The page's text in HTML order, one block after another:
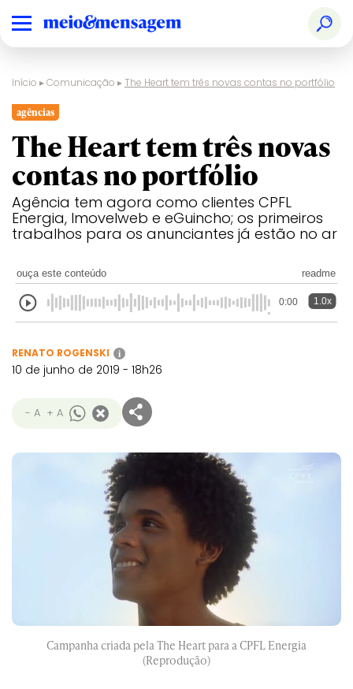
Início ▸Comunicação ▸ The Heart tem três novas contas no portfólio
agências
The Heart tem três novas
contas no portfólio
Agência tem agora como clientes CPFL
Energia, Imovelweb e eGuincho; os primeiros
trabalhos para os anunciantes já estão no ar
ouça este conteúdo readme
0:00 1.0x
RENATO ROGENSKI i
10 de junho de 2019 - 18h26
- A + A
Campanha criada pela The Heart para a CPFL Energia
(Reprodução)